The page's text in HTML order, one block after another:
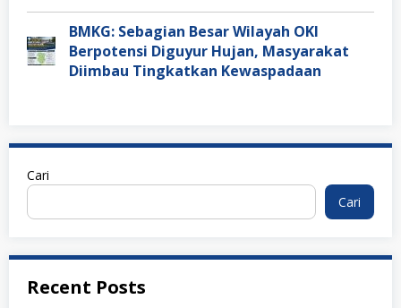
BMKG: Sebagian Besar Wilayah OKI
Berpotensi Diguyur Hujan, Masyarakat
Diimbau Tingkatkan Kewaspadaan
Cari
Cari
Recent Posts